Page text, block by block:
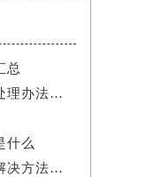
总
欧米茄腕表机芯里面有划痕处理办法详解
什么
欧米茄腕表很久不戴不走了解决方法是什么